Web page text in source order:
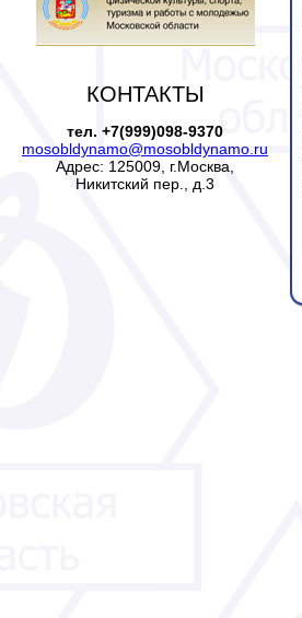
КОНТАКТЫ
тел. +7(999)098-9370
mosobldynamo@mosobldynamo.ru
Адрес: 125009, г.Москва,
Никитский пер., д.3